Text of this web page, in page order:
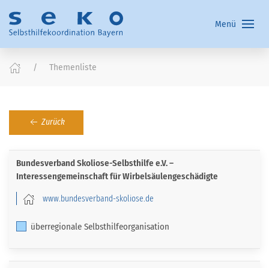
Menü
Themenliste
Zurück
Bundesverband Skoliose-Selbsthilfe e.V. –
Interessengemeinschaft für Wirbelsäulengeschädigte
www.bundesverband-skoliose.de
überregionale Selbsthilfeorganisation